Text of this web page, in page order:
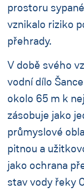
prostoru
vznikalo riziko
přehrady.
V době svého
vodní dílo
okolo 65 m k
zásobuje jako
průmyslové
pitnou a
jako ochrana
stav vody řeky